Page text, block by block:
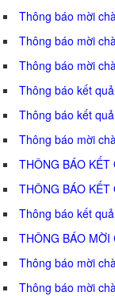
Thông báo mời
Thông báo mời
Thông báo mời
Thông báo kết
Thông báo kết
Thông báo mời
THÔNG BÁO
THÔNG BÁO KẾT
Thông báo kết
THÔNG BÁO MỜI
Thông báo mời
Thông báo mời